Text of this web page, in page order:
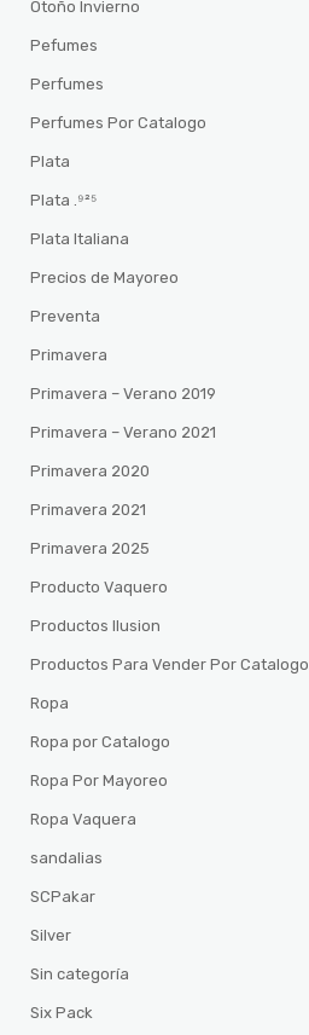
Otoño Invierno
Pefumes
Perfumes
Perfumes Por Catalogo
Plata
Plata .⁹²⁵
Plata Italiana
Precios de Mayoreo
Preventa
Primavera
Primavera – Verano 2019
Primavera – Verano 2021
Primavera 2020
Primavera 2021
Primavera 2025
Producto Vaquero
Productos Ilusion
Productos Para Vender Por Catalogo
Ropa
Ropa por Catalogo
Ropa Por Mayoreo
Ropa Vaquera
sandalias
SCPakar
Silver
Sin categoría
Six Pack